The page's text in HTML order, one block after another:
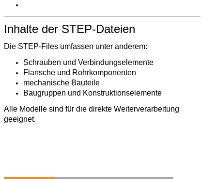
Inhalte der STEP-Dateien
Die STEP-Files umfassen unter anderem:
Schrauben und Verbindungselemente
Flansche und Rohrkomponenten
mechanische Bauteile
Baugruppen und Konstruktionselemente
Alle Modelle sind für die direkte Weiterverarbeitung
geeignet.